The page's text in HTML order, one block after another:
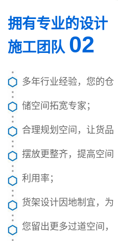
拥有专业的设计
施工团队 02
多年行业经验，您的仓
储空间拓宽专家；
合理规划空间，让货品
摆放更整齐，提高空间
利用率；
货架设计因地制宜，为
您留出更多过道空间，